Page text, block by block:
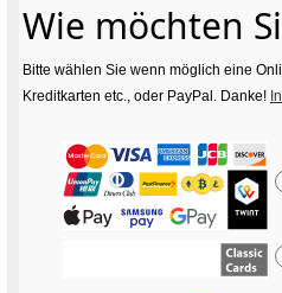
Wie möchten
Bitte wählen Sie wenn möglich eine
Kreditkarten etc., oder PayPal. Danke!